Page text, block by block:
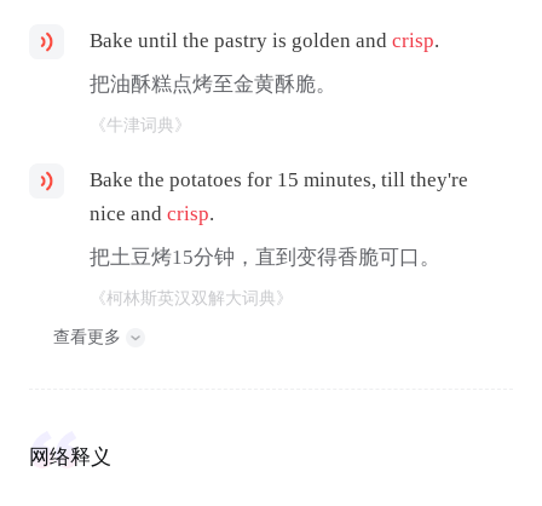
Bake until the pastry is golden andcrisp.
把油酥糕点烤至金黄酥脆。
《牛津词典》
Bake the potatoes for 15 minutes, till they're
nice andcrisp.
把土豆烤15分钟，直到变得香脆可口。
《柯林斯英汉双解大词典》
查看更多
网络释义